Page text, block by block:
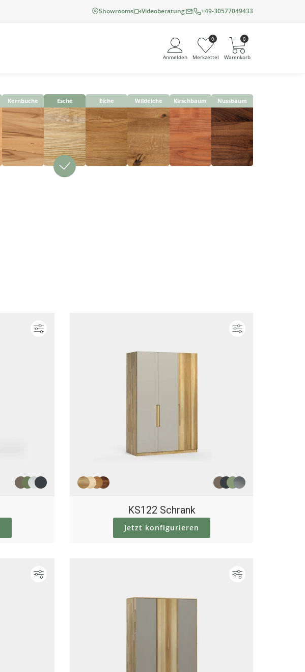
Showrooms Videoberatung +49-30577049433
Anmelden
Angemeldet bleiben
Passwort vergessen?
Neuer Kunde? Jetzt registrieren
0
Merkzettel
0
Warenkorb
Kernbuche Esche Eiche Wildeiche Kirschbaum Nussbaum
KS122 Schrank
Jetzt konfigurieren